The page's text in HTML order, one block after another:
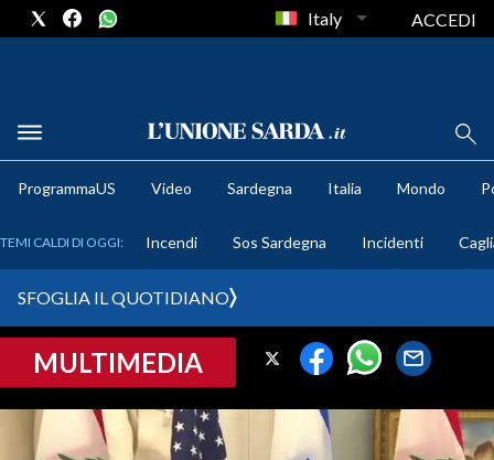
METEO
CRONACA SARDEGNA
PROVINCIA DI CAGLIARI
Italy ACCEDI
ProgrammaUS Video Sardegna Italia Mondo
TEMI CALDI DI OGGI: Incendi Sos Sardegna Incidenti
SFOGLIA IL QUOTIDIANO
MULTIMEDIA